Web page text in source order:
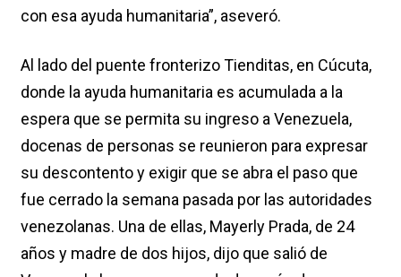
con esa ayuda humanitaria”, aseveró.
Al lado del puente fronterizo Tienditas, en Cúcuta,
donde la ayuda humanitaria es acumulada a la
espera que se permita su ingreso a Venezuela,
docenas de personas se reunieron para expresar
su descontento y exigir que se abra el paso que
fue cerrado la semana pasada por las autoridades
venezolanas. Una de ellas, Mayerly Prada, de 24
años y madre de dos hijos, dijo que salió de